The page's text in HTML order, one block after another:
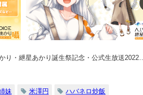
・紲星あかり誕生祭記念・公式生放送2022」
妹 米澤円 ハバネロ炒飯